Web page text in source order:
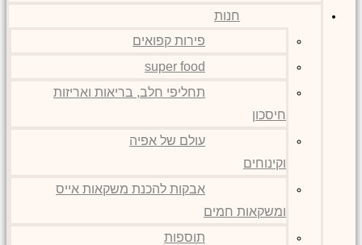
חנות
פירות קפואים
super food
תחליפי חלב, בריאות ואריזות
חיסכון
עולם של אפיה
וקינוחים
אבקות להכנת משקאות אייס
ומשקאות חמים
תוספות